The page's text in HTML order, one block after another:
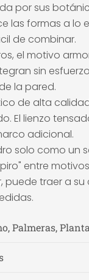
por sus
las formas a
de combinar.
el motivo
sin
la pared.
de alta
El lienzo
adicional.
solo como un
entre
puede traer a
Palmeras,